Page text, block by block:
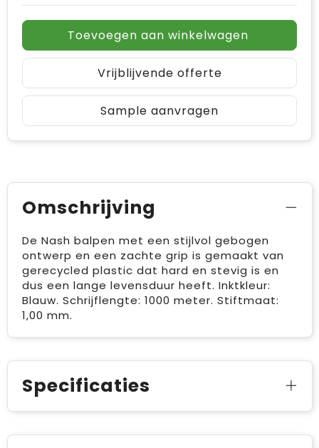
Toevoegen aan winkelwagen
Vrijblijvende offerte
Sample aanvragen
Omschrijving
De Nash balpen met een stijlvol gebogen
ontwerp en een zachte grip is gemaakt van
gerecycled plastic dat hard en stevig is en
dus een lange levensduur heeft. Inktkleur:
Blauw. Schrijflengte: 1000 meter. Stiftmaat:
1,00 mm.
Specificaties